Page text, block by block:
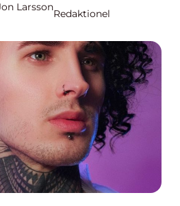
Larsson
Redaktionel